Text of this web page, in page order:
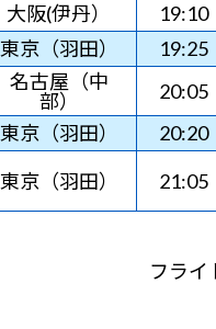
大阪(伊丹） 19:10
東京（羽田） 19:25
名古屋（中
部）
20:05
東京（羽田） 20:20
東京（羽田） 21:05
フライ